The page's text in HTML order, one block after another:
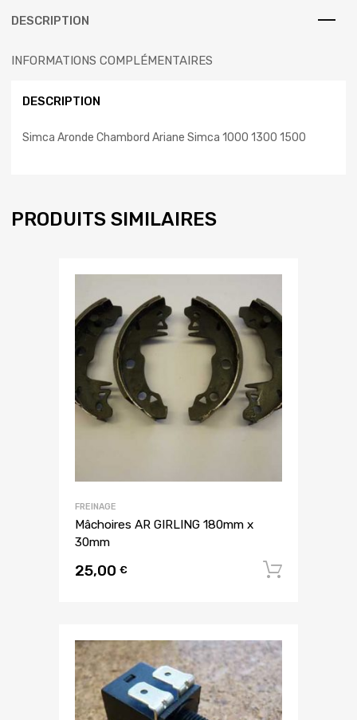
DESCRIPTION
INFORMATIONS COMPLÉMENTAIRES
DESCRIPTION
Simca Aronde Chambord Ariane Simca 1000 1300 1500
PRODUITS SIMILAIRES
FREINAGE
Mâchoires AR GIRLING 180mm x
30mm
25,00 €